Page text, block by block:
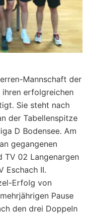
Mannschaft der
ihren erfolgreichen
Sie steht nach
der Tabellenspitze
D Bodensee. Am
gegangenen
TV 02 Langenargen
Eschach II.
Erfolg von
Pause
den drei Doppeln